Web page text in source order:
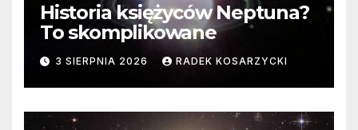
Historia księżyców Neptuna?
To skomplikowane
3 SIERPNIA 2026 RADEK KOSARZYCKI